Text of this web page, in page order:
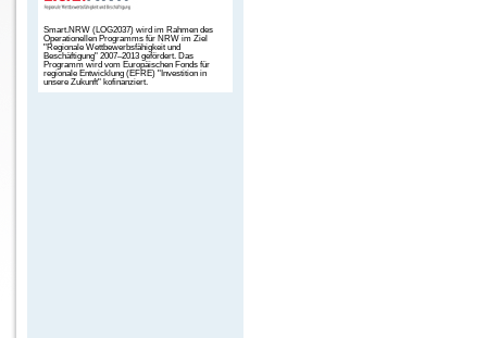
Smart.NRW (LOG2037) wird im Rahmen des
Operationellen Programms für NRW im Ziel
"Regionale Wettbewerbsfähigkeit und
Beschäftigung" 2007–2013 gefördert. Das
Programm wird vom Europäischen Fonds für
regionale Entwicklung (EFRE) "Investition in
unsere Zukunft" kofinanziert.